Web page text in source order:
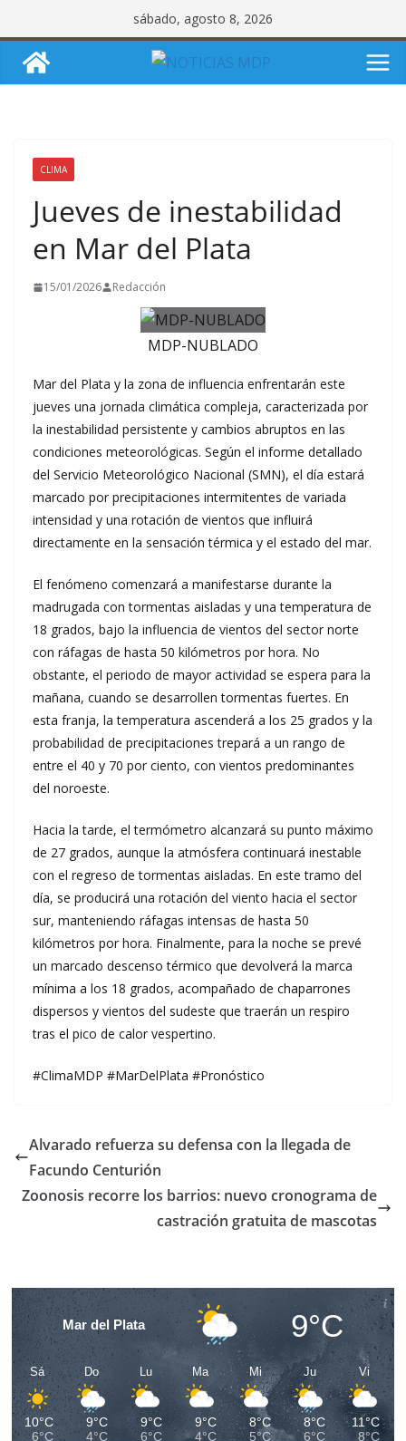
al
contenido
sábado, agosto 8, 2026
CLIMA
Jueves de inestabilidad
en Mar del Plata
15/01/2026 Redacción
MDP-NUBLADO
Mar del Plata y la zona de influencia enfrentarán este
jueves una jornada climática compleja, caracterizada por
la inestabilidad persistente y cambios abruptos en las
condiciones meteorológicas. Según el informe detallado
del Servicio Meteorológico Nacional (SMN), el día estará
marcado por precipitaciones intermitentes de variada
intensidad y una rotación de vientos que influirá
directamente en la sensación térmica y el estado del mar.
El fenómeno comenzará a manifestarse durante la
madrugada con tormentas aisladas y una temperatura de
18 grados, bajo la influencia de vientos del sector norte
con ráfagas de hasta 50 kilómetros por hora. No
obstante, el periodo de mayor actividad se espera para la
mañana, cuando se desarrollen tormentas fuertes. En
esta franja, la temperatura ascenderá a los 25 grados y la
probabilidad de precipitaciones trepará a un rango de
entre el 40 y 70 por ciento, con vientos predominantes
del noroeste.
Hacia la tarde, el termómetro alcanzará su punto máximo
de 27 grados, aunque la atmósfera continuará inestable
con el regreso de tormentas aisladas. En este tramo del
día, se producirá una rotación del viento hacia el sector
sur, manteniendo ráfagas intensas de hasta 50
kilómetros por hora. Finalmente, para la noche se prevé
un marcado descenso térmico que devolverá la marca
mínima a los 18 grados, acompañado de chaparrones
dispersos y vientos del sudeste que traerán un respiro
tras el pico de calor vespertino.
#ClimaMDP #MarDelPlata #Pronóstico
Alvarado refuerza su defensa con la llegada de
Facundo Centurión
Zoonosis recorre los barrios: nuevo cronograma de
castración gratuita de mascotas
Mar del Plata 9°C
Sá
10°C
6°C
Do
9°C
4°C
Lu
9°C
6°C
Ma
9°C
4°C
Mi
8°C
5°C
Ju
8°C
6°C
Vi
11°C
8°C